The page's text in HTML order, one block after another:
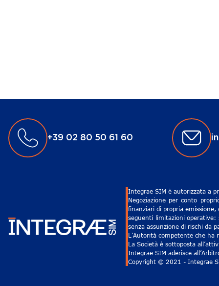
+39 02 80 50 61 60
Integrae SIM è autorizzata a
Negoziazione per conto
finanziari di propria
seguenti limitazioni operative:
senza assunzione di rischi da
L’Autorità competente che ha
La Società è sottoposta
Integrae SIM aderisce
Copyright © 2021 - Integrae